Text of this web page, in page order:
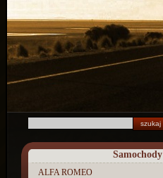
Samochody
ALFA ROMEO